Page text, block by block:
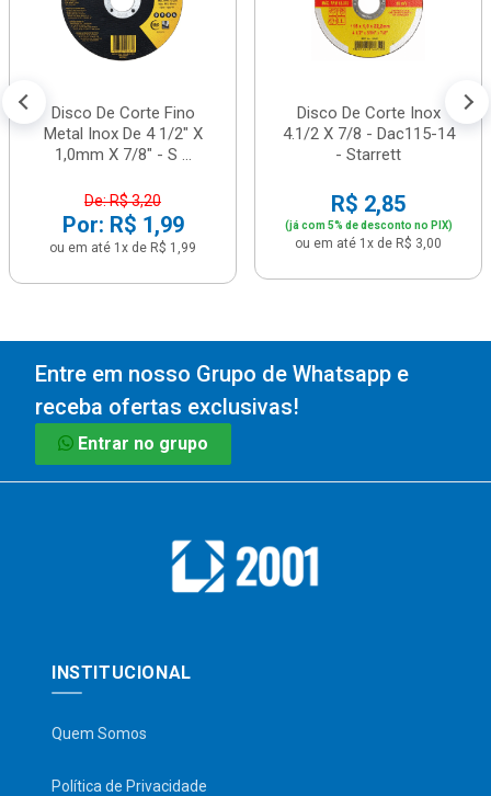
Disco De Corte Fino
Metal Inox De 4 1/2" X
1,0mm X 7/8" - S ...
De: R$ 3,20
Por: R$ 1,99
ou em até 1x de R$ 1,99
Disco De Corte Inox
4.1/2 X 7/8 - Dac115-14
- Starrett
R$ 2,85
(já com 5% de desconto no PIX)
ou em até 1x de R$ 3,00
Entre em nosso Grupo de Whatsapp e
receba ofertas exclusivas!
Entrar no grupo
INSTITUCIONAL
Quem Somos
Política de Privacidade